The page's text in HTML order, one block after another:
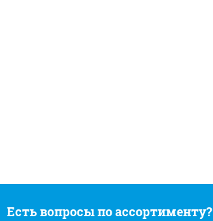
Есть вопросы по ассортименту?